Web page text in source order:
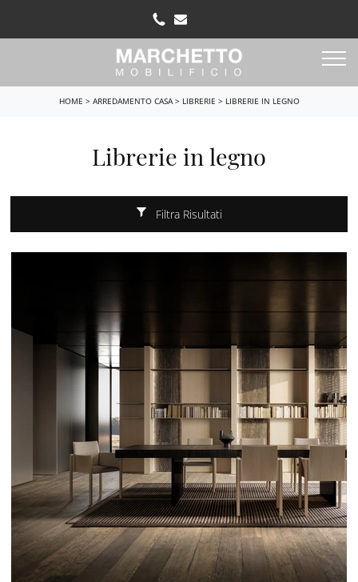
HOME > ARREDAMENTO CASA> LIBRERIE > LIBRERIE IN LEGNO
Librerie in legno
Filtra Risultati